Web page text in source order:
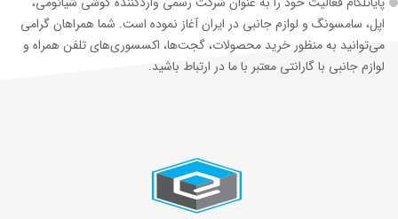
اپل، سامسونگ و لوازم جانبی در ایران آغاز نموده است. شما همراهان گرامی
می‌توانید به منظور خرید محصولات، گجت‌ها، اکسسوری‌های تلفن همراه و
لوازم جانبی با گارانتی معتبر با ما در ارتباط باشید.